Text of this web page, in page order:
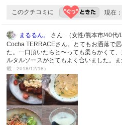
このクチコミに 現在：
まるるん。
さん （女性/熊本市/40代/
Cocha TERRACEさん。とてもお洒落で
た。一口頂いたらと〜っても柔らかくて
ルタルソースがとてもよく合いました。
載：2018/12/18）